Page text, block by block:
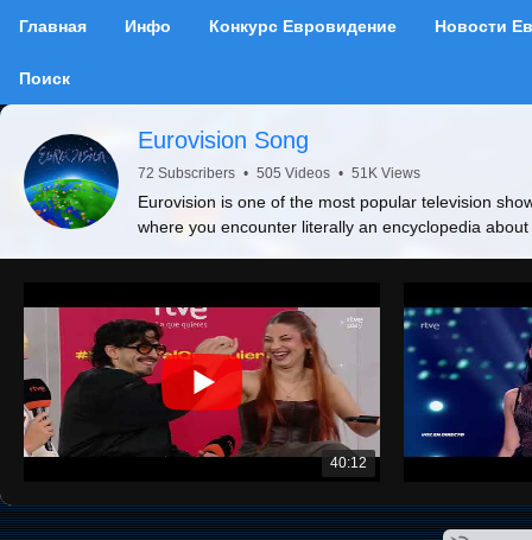
Главная Инфо Конкурс Евровидение Новости
Поиск
Eurovision Song
72 Subscribers • 505 Videos • 51K Views
Eurovision is one of the most popular television
where you encounter literally an encyclopedia
40:12